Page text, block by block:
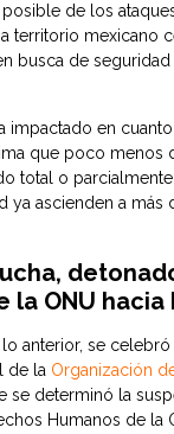
de los
territorio mexicano
busca de
impactado en
que poco menos
total o
ya ascienden a más
la ONU hacia
anterior, se
de la Organización
se determinó la
Humanos de la